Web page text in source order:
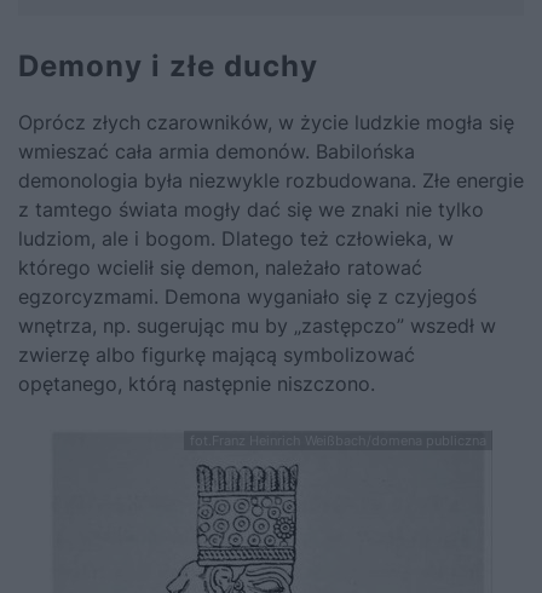
Demony i złe duchy
Oprócz złych czarowników, w życie ludzkie mogła się
wmieszać cała armia demonów. Babilońska
demonologia była niezwykle rozbudowana. Złe energie
z tamtego świata mogły dać się we znaki nie tylko
ludziom, ale i bogom. Dlatego też człowieka, w
którego wcielił się demon, należało ratować
egzorcyzmami. Demona wyganiało się z czyjegoś
wnętrza, np. sugerując mu by „zastępczo” wszedł w
zwierzę albo figurkę mającą symbolizować
opętanego, którą następnie niszczono.
fot.Franz Heinrich Weißbach/domena publiczna